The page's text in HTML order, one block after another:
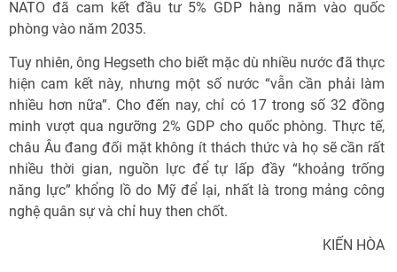
NATO đã cam kết đầu tư 5% GDP hàng năm vào quốc
phòng vào năm 2035.
Tuy nhiên, ông Hegseth cho biết mặc dù nhiều nước đã thực
hiện cam kết này, nhưng một số nước “vẫn cần phải làm
nhiều hơn nữa”. Cho đến nay, chỉ có 17 trong số 32 đồng
minh vượt qua ngưỡng 2% GDP cho quốc phòng. Thực tế,
châu Âu đang đối mặt không ít thách thức và họ sẽ cần rất
nhiều thời gian, nguồn lực để tự lấp đầy “khoảng trống
năng lực” khổng lồ do Mỹ để lại, nhất là trong mảng công
nghệ quân sự và chỉ huy then chốt.
KIẾN HÒA